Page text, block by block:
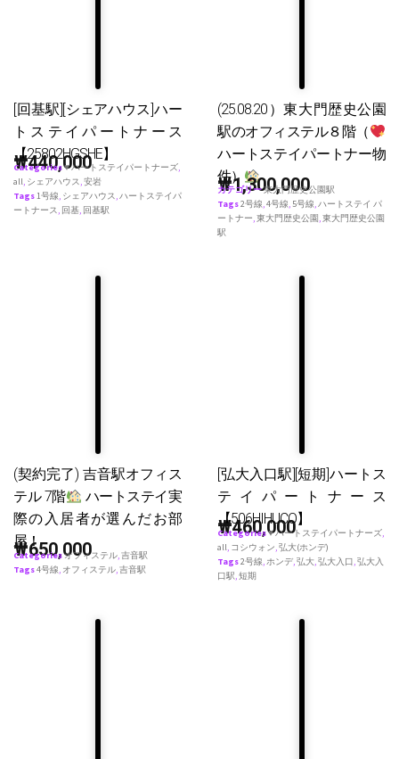
[回基駅][シェアハウス]ハー
トステイパートナース
【25802HGSHE】
₩440,000
Categories♥ ハートステイパートナーズ,
all, シェアハウス,安岩
Tags1号線, シェアハウス,ハートステイパ
ートナース, 回基, 回基駅
(25.08.20）東大門歴史公園
駅のオフィステル８階（
ハートステイパートナー物
件）
₩1,300,000
カテゴリー東大門歴史公園駅
Tags2号線,4号線, 5号線,ハートステイ パ
ートナー,東大門歴史公園 ,東大門歴史公園
駅
(契約完了) 吉音駅オフィス
テル 7階
ハートステイ実
際の入居者が選んだお部
屋！
₩650,000
Categoriesオフィステル,吉音駅
Tags4号線, オフィステル,吉音駅
[弘大入口駅][短期]ハートス
テイパートナース
【506HIHUCO】
₩460,000
Categories♥ ハートステイパートナーズ,
all, コシウォン,弘大(ホンデ)
Tags2号線,ホンデ,弘大,弘大入口,弘大入
口駅,短期